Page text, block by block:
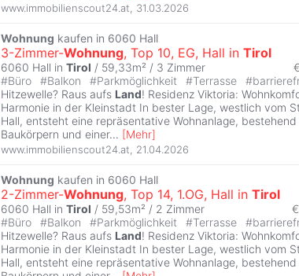
www.immobilienscout24.at 31.03.2026
Wohnung kaufen in 6060 Hall
3-Zimmer-Wohnung, Top 10, EG, Hall in Tirol
6060 Hall in Tirol / 59,33m² / 3 Zimmer
#Büro #Balkon #Parkmöglichkeit #Terrasse #
Hitzewelle? Raus aufs Land! Residenz Viktoria:
Harmonie in der Kleinstadt In bester Lage, westlich vom
Hall, entsteht eine repräsentative Wohnanlage,
Baukörpern und einer... [Mehr]
www.immobilienscout24.at 21.04.2026
Wohnung kaufen in 6060 Hall
2-Zimmer-Wohnung, Top 14, 1.OG, Hall in Tirol
6060 Hall in Tirol / 59,53m² / 2 Zimmer
#Büro #Balkon #Parkmöglichkeit #Terrasse #
Hitzewelle? Raus aufs Land! Residenz Viktoria:
Harmonie in der Kleinstadt In bester Lage, westlich vom
Hall, entsteht eine repräsentative Wohnanlage,